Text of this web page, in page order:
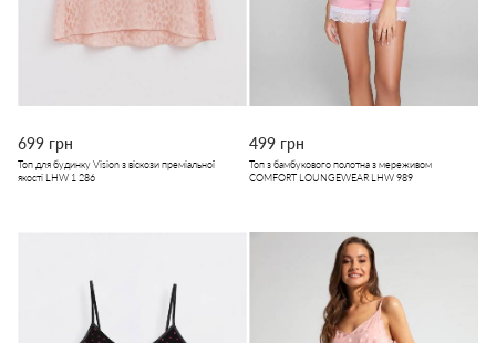
699 грн
Топ для будинку Vision з віскози преміальної
якості LHW 1 286
499 грн
Топ з бамбукового полотна з мереживом
COMFORT LOUNGEWEAR LHW 989